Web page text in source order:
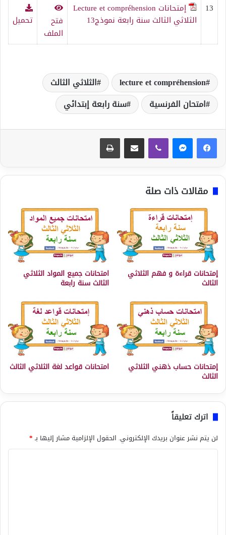
13
إمتحانات Lecture et compréhension
الثلاثي الثالث سنة رابعة نموذج13
فتح
الملف
تحميل
lecture et compréhension
الثلاثي الثالث
امتحان الفرنسية
سنة رابعة إبتدائي
مقالات ذات صلة
إمتحانات قراءة و فهم الثلاثي
الثالث
امتحانات جميع المواد الثلاثي
الثالث سنة رابعة
إمتحانات حساب ذهني الثلاثي
الثالث
امتحانات قواعد لغة الثلاثي الثالث
اترك تعليقاً
لن يتم نشر عنوان بريدك الإلكتروني. الحقول الإلزامية مشار إليها بـ*